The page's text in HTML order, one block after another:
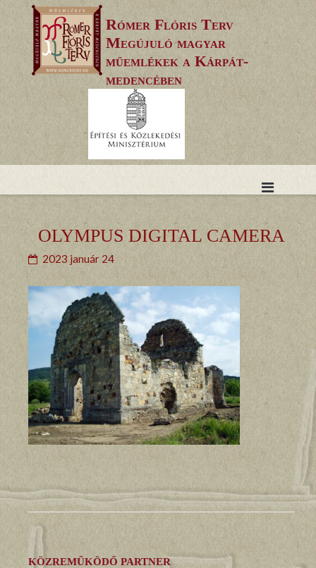
to
content
Rómer Flóris Terv
Megújuló magyar
műemlékek a Kárpát-
medencében
OLYMPUS DIGITAL CAMERA
2023 január 24
KÖZREMŰKÖDŐ PARTNER